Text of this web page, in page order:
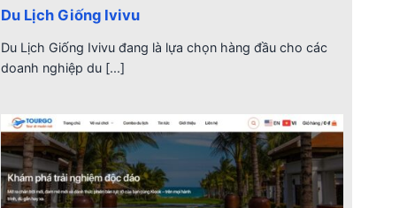
Du Lịch Giống Ivivu
Du Lịch Giống Ivivu đang là lựa chọn hàng đầu cho các
doanh nghiệp du [...]